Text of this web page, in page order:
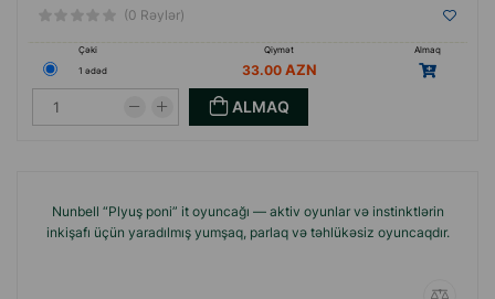
(0 Rəylər)
Çəki Qiymət
Almaq
1 ədəd
33.00
ALMAQ
Nunbell “Plyuş poni” it oyuncağı — aktiv oyunlar və instinktlərin
inkişafı üçün yaradılmış yumşaq, parlaq və təhlükəsiz oyuncaqdır.